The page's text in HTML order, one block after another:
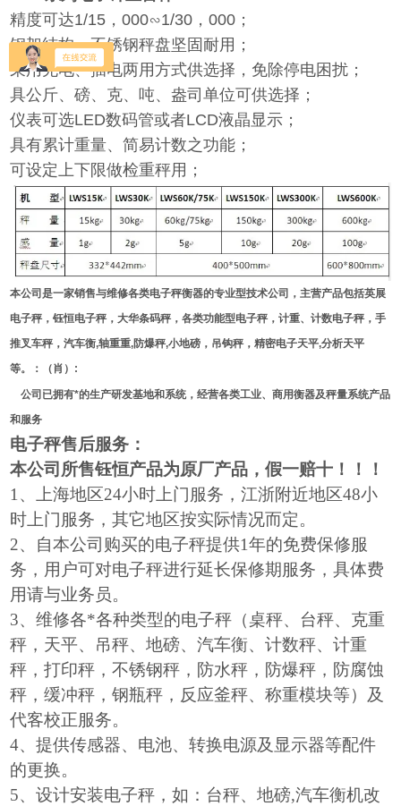
精度可达1/15，000∽1/30，000；
钢架结构，不锈钢秤盘坚固耐用；
采用充电、插电两用方式供选择，免除停电困扰；
具公斤、磅、克、吨、盎司单位可供选择；
仪表可选LED数码管或者LCD液晶显示；
具有累计重量、简易计数之功能；
可设定上下限做检重秤用；
本公司是一家销售与维修各类电子秤衡器的专业型技术公司，主营产品包括英展
电子秤，钰恒电子秤，大华条码秤，各类功能型电子秤，计重、计数电子秤，手
推叉车秤，汽车衡,轴重重,防爆秤,小地磅，吊钩秤，精密电子天平,分析天平
等。：（肖）:
公司已拥有*的生产研发基地和系统，经营各类工业、商用衡器及秤量系统产品
和服务
电子秤售后服务：
本公司所售钰恒产品为原厂产品，假一赔十！！！
1、上海地区24小时上门服务，江浙附近地区48小
时上门服务，其它地区按实际情况而定。
2、自本公司购买的电子秤提供1年的免费保修服
务，用户可对电子秤进行延长保修期服务，具体费
用请与业务员。
3、维修各*各种类型的电子秤（桌秤、台秤、克重
秤，天平、吊秤、地磅、汽车衡、计数秤、计重
秤，打印秤，不锈钢秤，防水秤，防爆秤，防腐蚀
秤，缓冲秤，钢瓶秤，反应釜秤、称重模块等）及
代客校正服务。
4、提供传感器、电池、转换电源及显示器等配件
的更换。
5、设计安装电子秤，如：台秤、地磅,汽车衡机改